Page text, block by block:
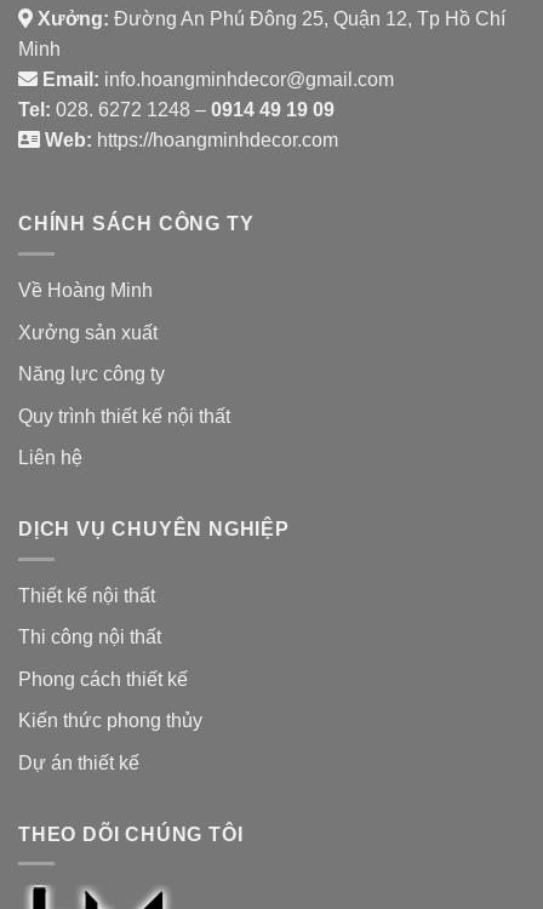
Xưởng: Đường An Phú Đông 25, Quận 12, Tp Hồ Chí
Minh
Email: info.hoangminhdecor@gmail.com
Tel: 028. 6272 1248 – 0914 49 19 09
Web: https://hoangminhdecor.com
CHÍNH SÁCH CÔNG TY
Về Hoàng Minh
Xưởng sản xuất
Năng lực công ty
Quy trình thiết kế nội thất
Liên hệ
DỊCH VỤ CHUYÊN NGHIỆP
Thiết kế nội thất
Thi công nội thất
Phong cách thiết kế
Kiến thức phong thủy
Dự án thiết kế
THEO DÕI CHÚNG TÔI